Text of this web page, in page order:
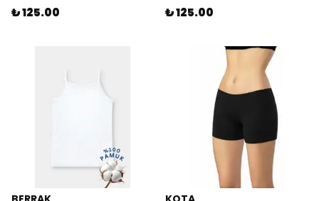
₺ 125.00 ₺ 125.00